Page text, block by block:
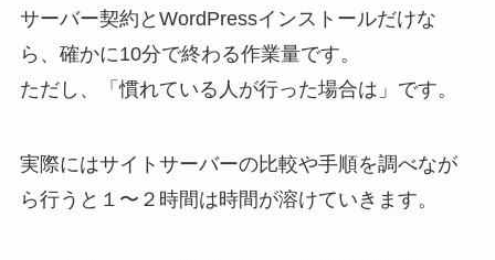
サーバー契約とWordPressインストールだけな
ら、確かに10分で終わる作業量です。
ただし、「慣れている人が行った場合は」です。
実際にはサイトサーバーの比較や手順を調べなが
ら行うと１〜２時間は時間が溶けていきます。